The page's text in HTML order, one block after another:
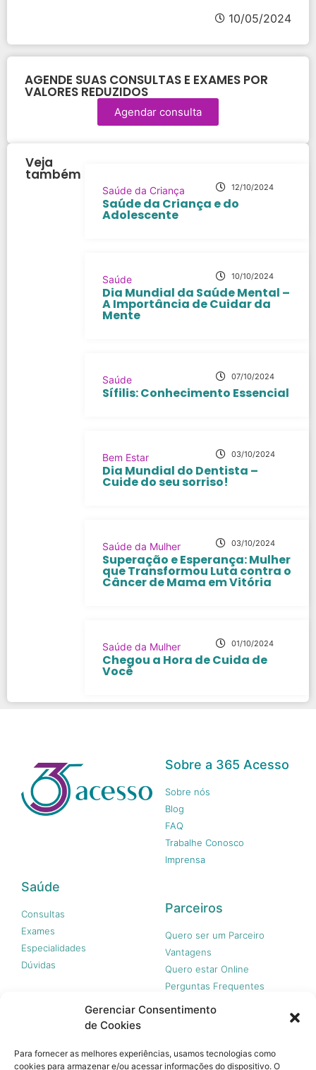
Gerenciar Consentimento
de Cookies
Para fornecer as melhores experiências, usamos tecnologias como
cookies para armazenar e/ou acessar informações do dispositivo. O
10/05/2024
AGENDE SUAS CONSULTAS E EXAMES POR
VALORES REDUZIDOS
Agendar consulta
Veja
também
Saúde da Criança 12/10/2024
Saúde da Criança e do
Adolescente
Saúde 10/10/2024
Dia Mundial da Saúde Mental –
A Importância de Cuidar da
Mente
Saúde 07/10/2024
Sífilis: Conhecimento Essencial
Bem Estar 03/10/2024
Dia Mundial do Dentista –
Cuide do seu sorriso!
Saúde da Mulher 03/10/2024
Superação e Esperança: Mulher
que Transformou Luta contra o
Câncer de Mama em Vitória
Saúde da Mulher 01/10/2024
Chegou a Hora de Cuida de
Você
Sobre a 365 Acesso
Sobre nós
Blog
FAQ
Trabalhe Conosco
Imprensa
Saúde
Consultas
Exames
Especialidades
Dúvidas
Parceiros
Quero ser um Parceiro
Vantagens
Quero estar Online
Perguntas Frequentes